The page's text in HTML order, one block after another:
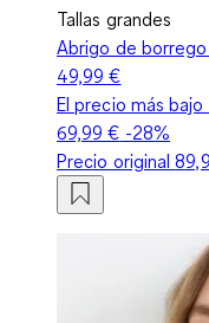
Tallas grandes
Abrigo de
49,99 €
El precio más
69,99 € -28%
Precio original